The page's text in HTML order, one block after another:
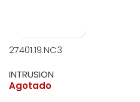
27401.19.NC3
INTRUSION
Agotado